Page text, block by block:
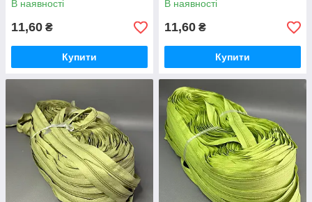
В наявності
11,60 ₴
Купити
В наявності
11,60 ₴
Купити